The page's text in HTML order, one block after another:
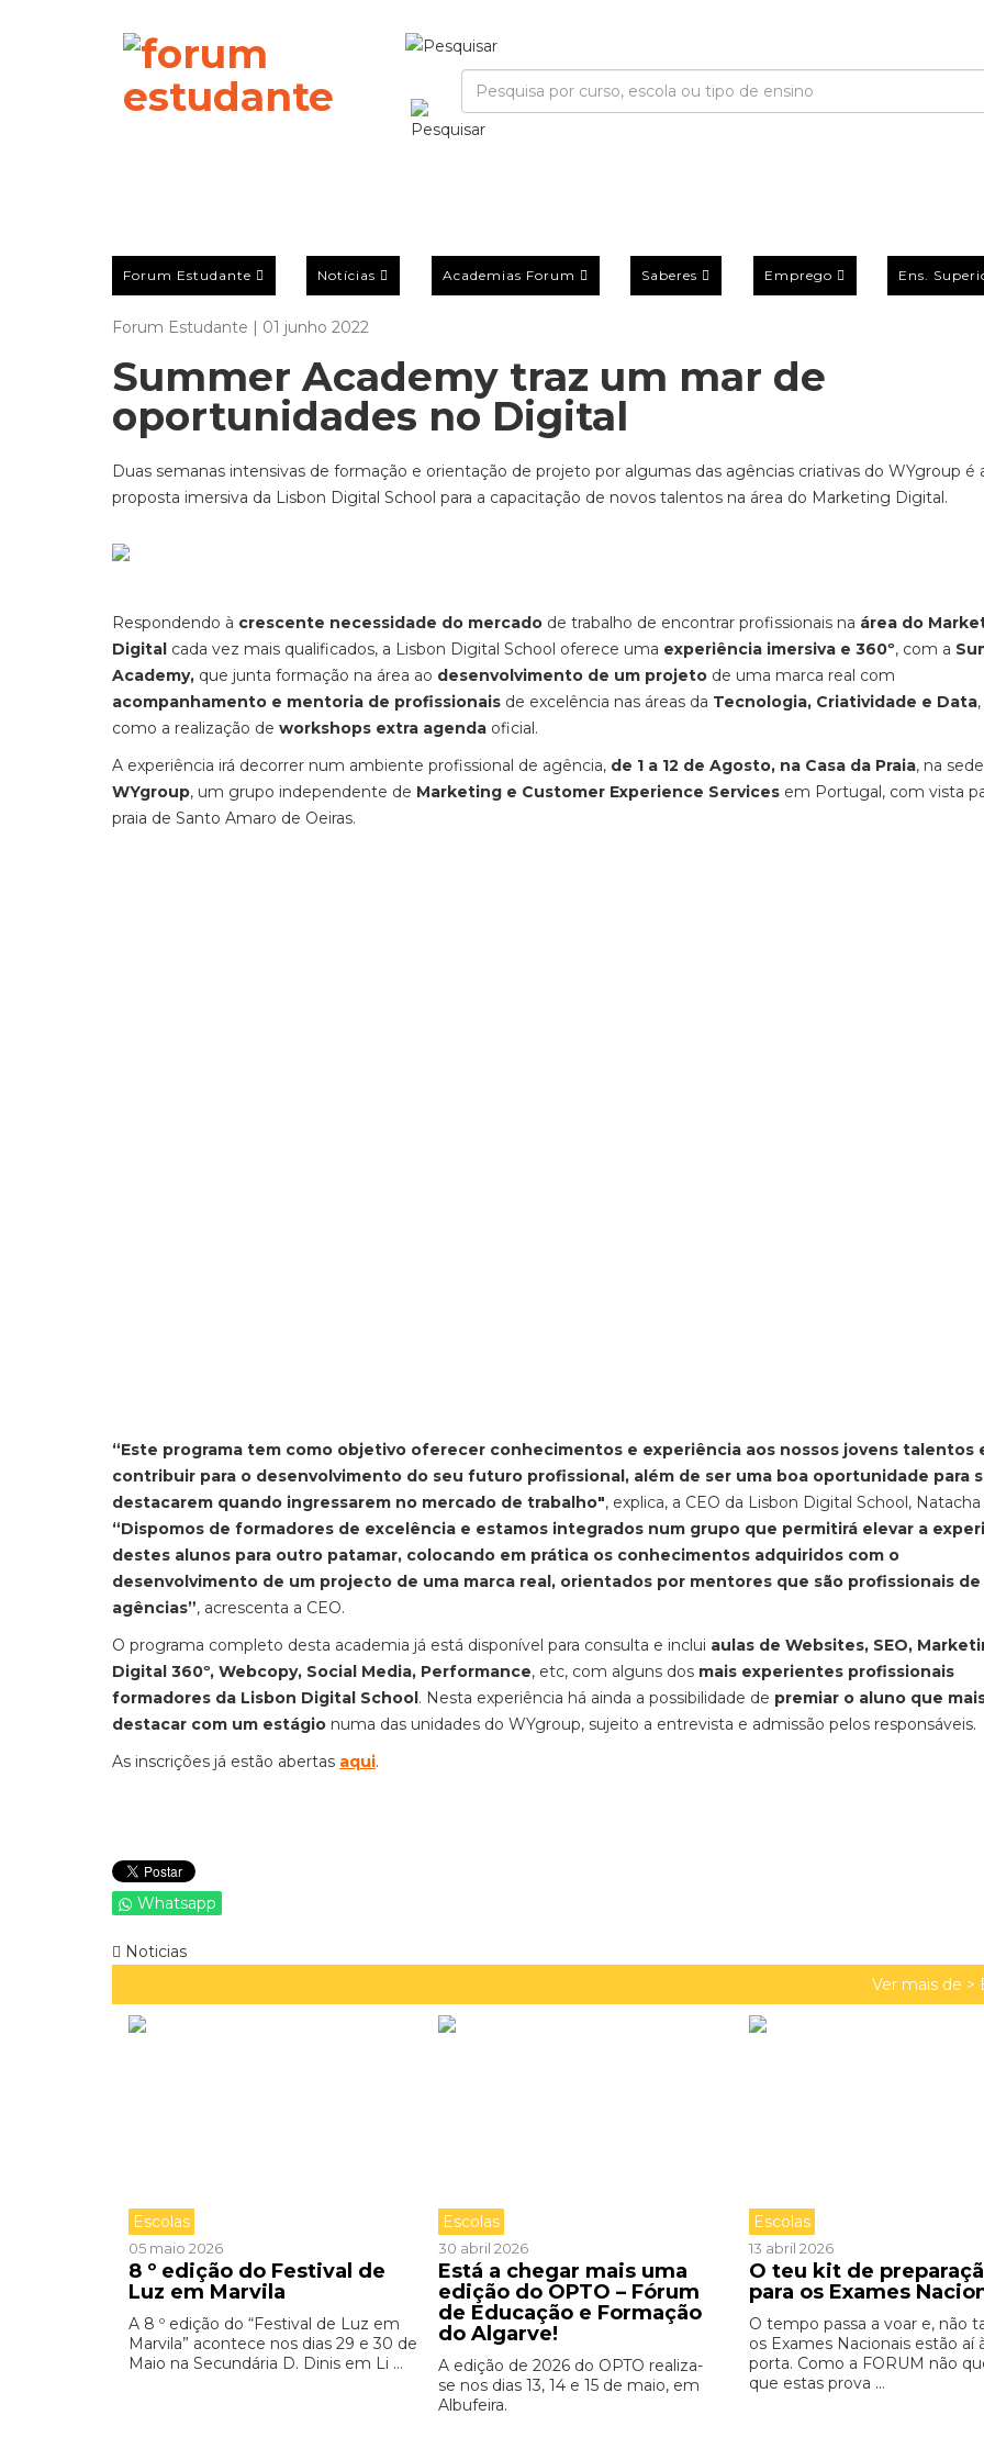
Forum Estudante Notícias Academias Forum Saberes Emprego Ens.
Forum Estudante | 01 junho 2022
Summer Academy traz um mar de
oportunidades no Digital
Duas semanas intensivas de formação e orientação de projeto por algumas das agências criativas do WYgroup é
proposta imersiva da Lisbon Digital School para a capacitação de novos talentos na área do Marketing Digital.
Respondendo à crescente necessidade do mercado de trabalho de encontrar profissionais na área do
Digital cada vez mais qualificados, a Lisbon Digital School oferece uma experiência imersiva e 360º, com a
Academy, que junta formação na área ao desenvolvimento de um projeto de uma marca real com
acompanhamento e mentoria de profissionais de excelência nas áreas da Tecnologia, Criatividade e Data
como a realização de workshops extra agenda oficial.
A experiência irá decorrer num ambiente profissional de agência, de 1 a 12 de Agosto, na Casa da Praia, na
WYgroup, um grupo independente de Marketing e Customer Experience Services em Portugal, com vista
praia de Santo Amaro de Oeiras.
“Este programa tem como objetivo oferecer conhecimentos e experiência aos nossos jovens talentos
contribuir para o desenvolvimento do seu futuro profissional, além de ser uma boa oportunidade para
destacarem quando ingressarem no mercado de trabalho", explica, a CEO da Lisbon Digital School, Natacha
“Dispomos de formadores de excelência e estamos integrados num grupo que permitirá elevar a
destes alunos para outro patamar, colocando em prática os conhecimentos adquiridos com o
desenvolvimento de um projecto de uma marca real, orientados por mentores que são profissionais de
agências”, acrescenta a CEO.
O programa completo desta academia já está disponível para consulta e inclui aulas de Websites, SEO,
Digital 360º, Webcopy, Social Media, Performance, etc, com alguns dos mais experientes profissionais
formadores da Lisbon Digital School. Nesta experiência há ainda a possibilidade de premiar o aluno que
destacar com um estágio numa das unidades do WYgroup, sujeito a entrevista e admissão pelos responsáveis.
As inscrições já estão abertas aqui.
Whatsapp
Noticias
Ver mais de >
Escolas
05 maio 2026
8 º edição do Festival de
Luz em Marvila
A 8 º edição do “Festival de Luz em
Marvila” acontece nos dias 29 e 30 de
Maio na Secundária D. Dinis em Li ...
Escolas
30 abril 2026
Está a chegar mais uma
edição do OPTO – Fórum
de Educação e Formação
do Algarve!
A edição de 2026 do OPTO realiza-
se nos dias 13, 14 e 15 de maio, em
Albufeira.
Escolas
13 abril 2026
O teu kit de
para os Exames
O tempo passa a voar e, não
os Exames Nacionais estão aí
porta. Como a FORUM não
que estas prova ...